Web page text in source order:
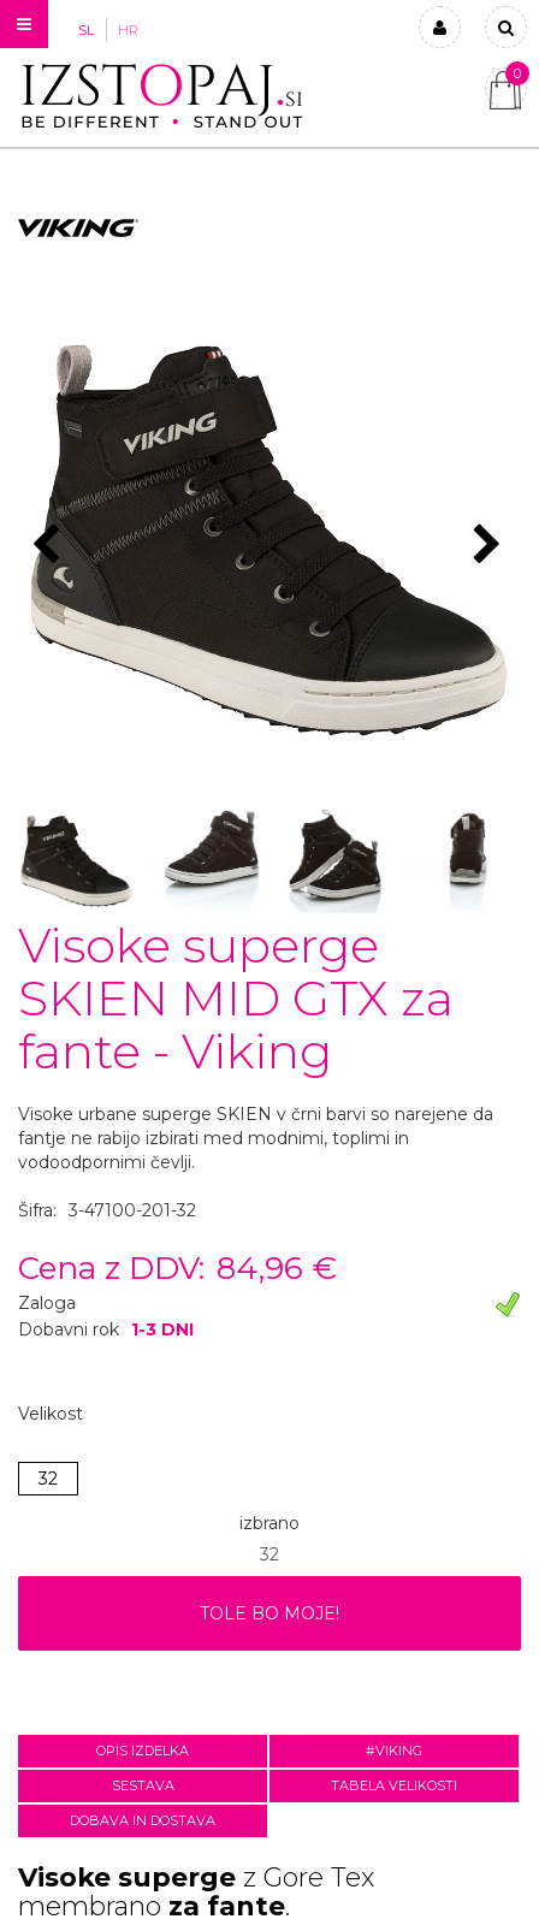
SL HR
Prijavi se
0
Visoke superge
SKIEN MID GTX za
fante - Viking
Visoke urbane superge SKIEN v črni barvi so narejene da
fantje ne rabijo izbirati med modnimi, toplimi in
vodoodpornimi čevlji.
Šifra: 3-47100-201-32
Cena z DDV: 84,96 €
Zaloga
Dobavni rok
1-3 DNI
Velikost
32
izbrano
32
TOLE BO MOJE!
OPIS IZDELKA #VIKING
SESTAVA TABELA VELIKOSTI
DOBAVA IN DOSTAVA
Visoke superge z Gore Tex
membrano za fante.